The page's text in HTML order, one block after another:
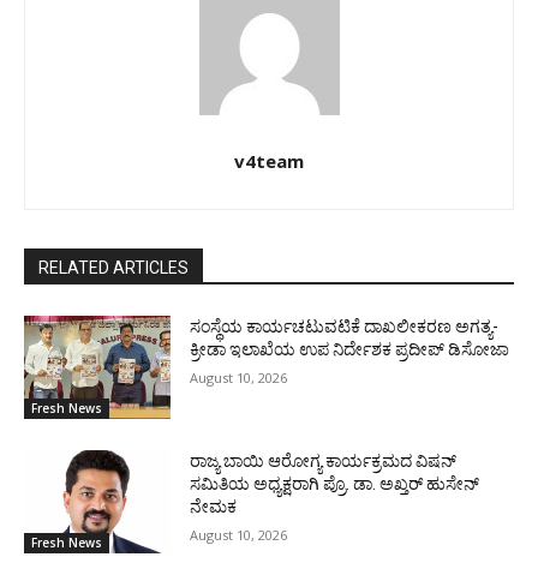
v4team
RELATED ARTICLES
Fresh News
ಸಂಸ್ಥೆಯ ಕಾರ್ಯಚಟುವಟಿಕೆ ದಾಖಲೀಕರಣ ಅಗತ್ಯ-
ಕ್ರೀಡಾ ಇಲಾಖೆಯ ಉಪ ನಿರ್ದೇಶಕ ಪ್ರದೀಪ್ ಡಿಸೋಜಾ
August 10, 2026
Fresh News
ರಾಜ್ಯ ಬಾಯಿ ಆರೋಗ್ಯ ಕಾರ್ಯಕ್ರಮದ ವಿಷನ್
ಸಮಿತಿಯ ಅಧ್ಯಕ್ಷರಾಗಿ ಪ್ರೊ. ಡಾ. ಅಖ್ತರ್ ಹುಸೇನ್
ನೇಮಕ
August 10, 2026